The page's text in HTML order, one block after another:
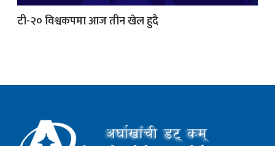
टी-२० विश्वकपमा आज तीन खेल हुदै